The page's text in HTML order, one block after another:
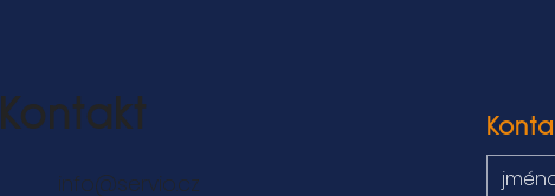
Kontakt
info@servio.cz